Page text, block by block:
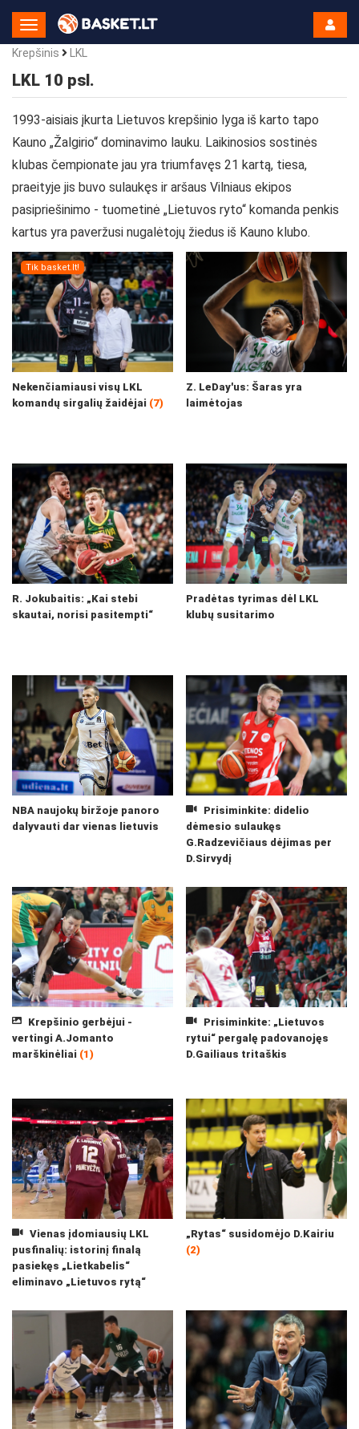
Toggle
Navigation
Krepšinis
LKL
LKL 10 psl.
1993-aisiais įkurta Lietuvos krepšinio lyga iš karto tapo
Kauno „Žalgirio“ dominavimo lauku. Laikinosios sostinės
klubas čempionate jau yra triumfavęs 21 kartą, tiesa,
praeityje jis buvo sulaukęs ir aršaus Vilniaus ekipos
pasipriešinimo - tuometinė „Lietuvos ryto“ komanda penkis
kartus yra paveržusi nugalėtojų žiedus iš Kauno klubo.
Tik basket.lt!
Nekenčiamiausi visų LKL
komandų sirgalių žaidėjai (7)
Z. LeDay'us: Šaras yra
laimėtojas
R. Jokubaitis: „Kai stebi
skautai, norisi pasitempti“
Pradėtas tyrimas dėl LKL
klubų susitarimo
NBA naujokų biržoje panoro
dalyvauti dar vienas lietuvis
Prisiminkite: didelio
dėmesio sulaukęs
G.Radzevičiaus dėjimas per
D.Sirvydį
Krepšinio gerbėjui -
vertingi A.Jomanto
marškinėliai (1)
Prisiminkite: „Lietuvos
rytui“ pergalę padovanojęs
D.Gailiaus tritaškis
Vienas įdomiausių LKL
pusfinalių: istorinį finalą
pasiekęs „Lietkabelis“
eliminavo „Lietuvos rytą“
„Rytas“ susidomėjo D.Kairiu
(2)